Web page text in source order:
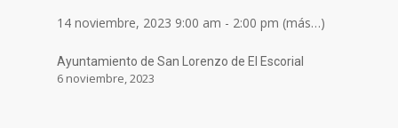
14 noviembre, 2023 9:00 am - 2:00 pm (más…)
Ayuntamiento de San Lorenzo de El Escorial
6 noviembre, 2023